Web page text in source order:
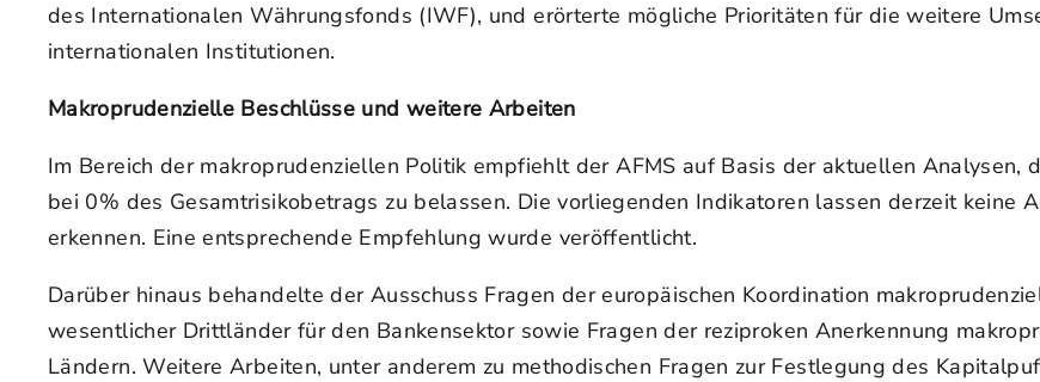
des Internationalen Währungsfonds (IWF), und erörterte mögliche Prioritäten für die weitere
internationalen Institutionen.
Makroprudenzielle Beschlüsse und weitere Arbeiten
Im Bereich der makroprudenziellen Politik empfiehlt der AFMS auf Basis der aktuellen Analysen,
bei 0% des Gesamtrisikobetrags zu belassen. Die vorliegenden Indikatoren lassen derzeit keine
erkennen. Eine entsprechende Empfehlung wurde veröffentlicht.
Darüber hinaus behandelte der Ausschuss Fragen der europäischen Koordination
wesentlicher Drittländer für den Bankensektor sowie Fragen der reziproken Anerkennung
Ländern. Weitere Arbeiten, unter anderem zu methodischen Fragen zur Festlegung des